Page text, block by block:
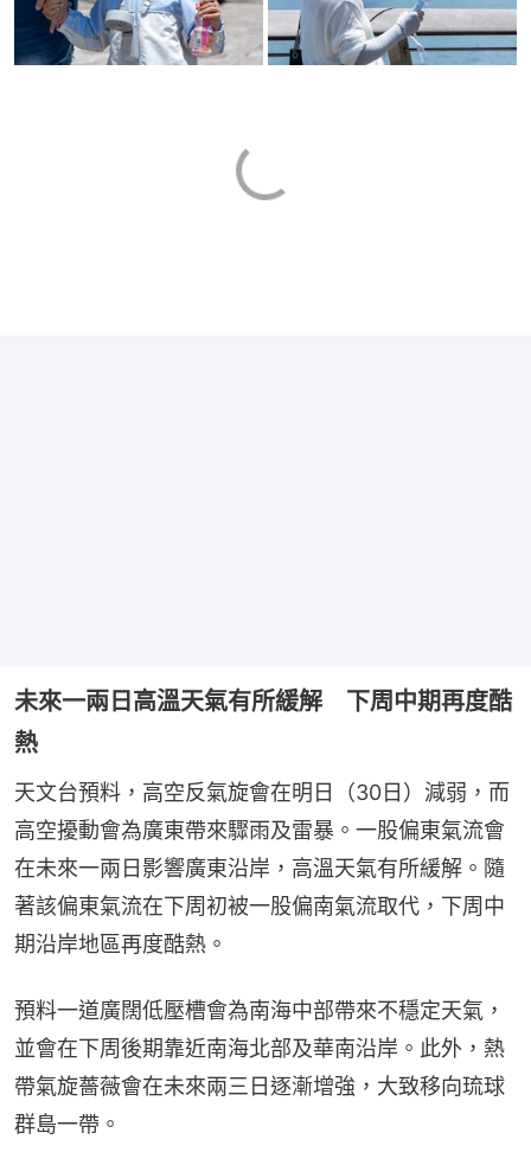
未來一兩日高溫天氣有所緩解 下周中期再度酷
熱
天文台預料，高空反氣旋會在明日（30日）減弱，而
高空擾動會為廣東帶來驟雨及雷暴。一股偏東氣流會
在未來一兩日影響廣東沿岸，高溫天氣有所緩解。隨
著該偏東氣流在下周初被一股偏南氣流取代，下周中
期沿岸地區再度酷熱。
預料一道廣闊低壓槽會為南海中部帶來不穩定天氣，
並會在下周後期靠近南海北部及華南沿岸。此外，熱
帶氣旋薔薇會在未來兩三日逐漸增強，大致移向琉球
群島一帶。